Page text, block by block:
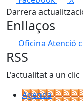
Darrera
Enllaços
Oficina Atenció
RSS
L'actualitat a un clic
Agenda